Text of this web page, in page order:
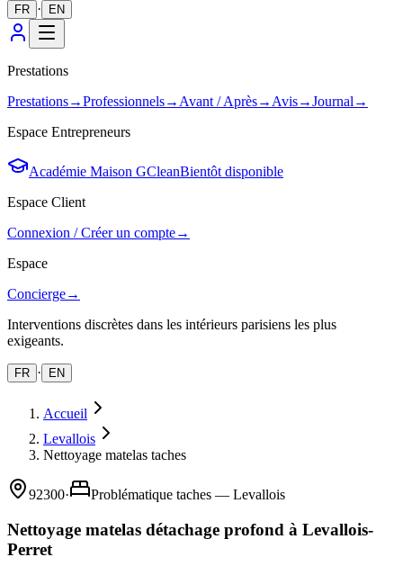
FR · EN
Prestations
Prestations→Professionnels→ Avant / Après→ Avis→Journal →
Espace Entrepreneurs
Académie Maison GCleanBientôt disponible
Espace Client
Connexion / Créer un compte→
Espace
Concierge→
Interventions discrètes dans les intérieurs parisiens les plus
exigeants.
FR · EN
Accueil
Levallois
Nettoyage matelas taches
92300· Problématique taches — Levallois
Nettoyage matelas détachage profond à Levallois-
Perret